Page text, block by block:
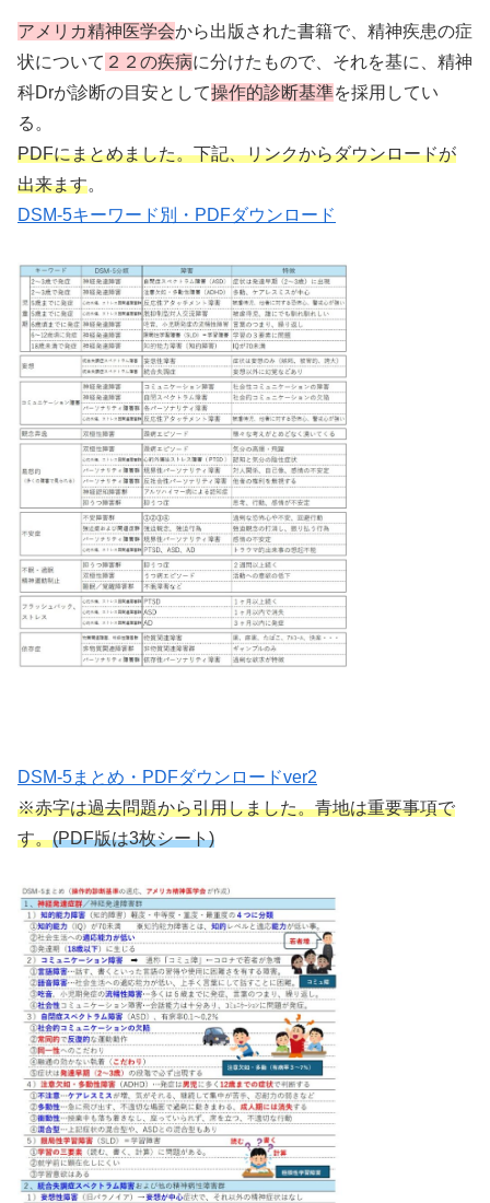
アメリカ精神医学会から出版された書籍で、精神疾患の症
状について ２２の疾病に分けたもので、それを基に、精神
科Drが診断の目安として操作的診断基準を採用してい
る。
PDFにまとめました。下記、リンクからダウンロードが
出来ます。
DSM-5キーワード別・PDFダウンロード
DSM-5まとめ・PDFダウンロードver2
※赤字は過去問題から引用しました。青地は重要事項で
す。(PDF版は3枚シート)